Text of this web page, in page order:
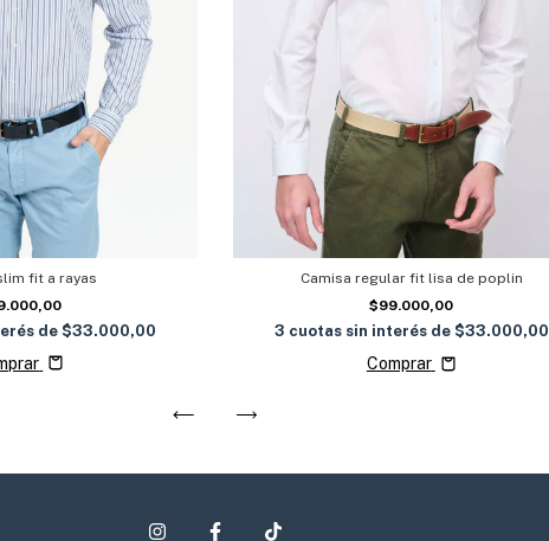
fit a rayas
de$33.000,00
Camisa regular fit lisa de poplin
$99.000,00
3 cuotas sin interés de $33.000,00
Comprar